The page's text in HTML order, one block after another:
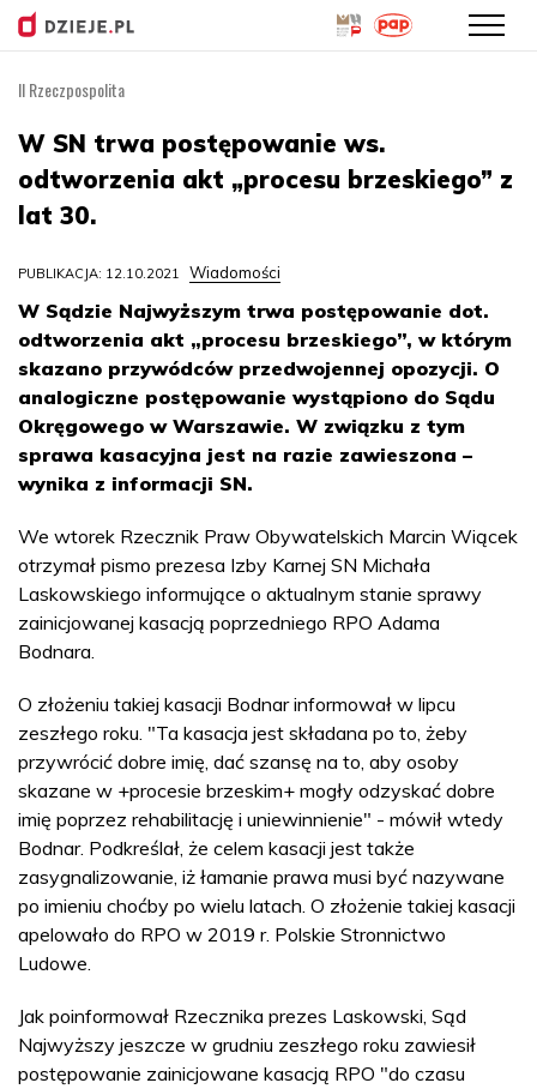
treści
II Rzeczpospolita
W SN trwa postępowanie ws.
odtworzenia akt „procesu brzeskiego” z
lat 30.
PUBLIKACJA: 12.10.2021 Wiadomości
W Sądzie Najwyższym trwa postępowanie dot.
odtworzenia akt „procesu brzeskiego”, w którym
skazano przywódców przedwojennej opozycji. O
analogiczne postępowanie wystąpiono do Sądu
Okręgowego w Warszawie. W związku z tym
sprawa kasacyjna jest na razie zawieszona –
wynika z informacji SN.
We wtorek Rzecznik Praw Obywatelskich Marcin Wiącek
otrzymał pismo prezesa Izby Karnej SN Michała
Laskowskiego informujące o aktualnym stanie sprawy
zainicjowanej kasacją poprzedniego RPO Adama
Bodnara.
O złożeniu takiej kasacji Bodnar informował w lipcu
zeszłego roku. "Ta kasacja jest składana po to, żeby
przywrócić dobre imię, dać szansę na to, aby osoby
skazane w +procesie brzeskim+ mogły odzyskać dobre
imię poprzez rehabilitację i uniewinnienie" - mówił wtedy
Bodnar. Podkreślał, że celem kasacji jest także
zasygnalizowanie, iż łamanie prawa musi być nazywane
po imieniu choćby po wielu latach. O złożenie takiej kasacji
apelowało do RPO w 2019 r. Polskie Stronnictwo
Ludowe.
Jak poinformował Rzecznika prezes Laskowski, Sąd
Najwyższy jeszcze w grudniu zeszłego roku zawiesił
postępowanie zainicjowane kasacją RPO "do czasu